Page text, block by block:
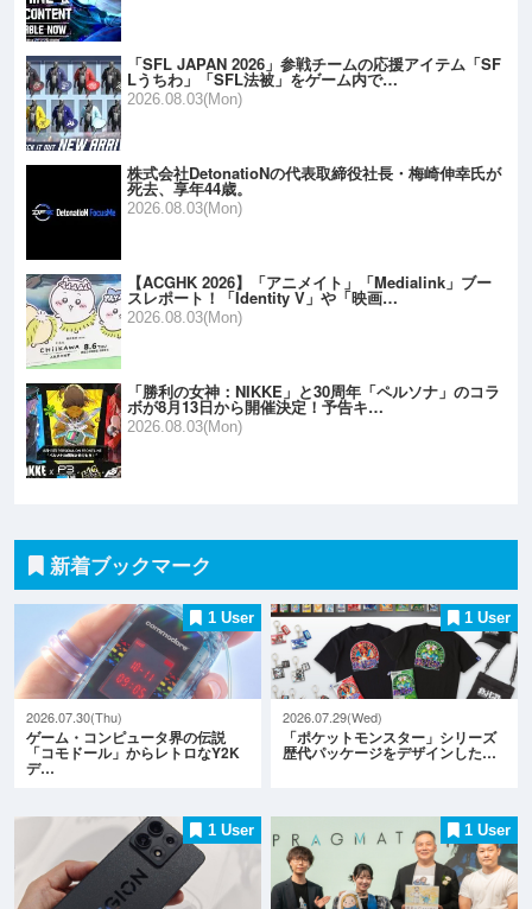
「SFL JAPAN 2026」参戦チームの応援アイテム「SF
Lうちわ」「SFL法被」をゲーム内で…
2026.08.03(Mon)
株式会社DetonatioNの代表取締役社長・梅崎伸幸氏が
死去、享年44歳。
2026.08.03(Mon)
【ACGHK 2026】「アニメイト」「Medialink」ブー
スレポート！「Identity V」や「映画…
2026.08.03(Mon)
「勝利の女神：NIKKE」と30周年「ペルソナ」のコラ
ボが8月13日から開催決定！予告キ…
2026.08.03(Mon)
新着ブックマーク
1 User
2026.07.30(Thu)
ゲーム・コンピュータ界の伝説
「コモドール」からレトロなY2K
デ…
1 User
2026.07.29(Wed)
「ポケットモンスター」シリーズ
歴代パッケージをデザインした…
1 User 1 User